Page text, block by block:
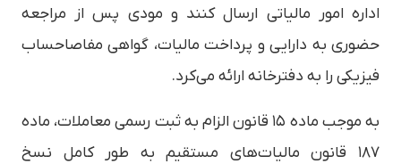
اداره امور مالیاتی ارسال کنند و مودی پس از مراجعه
حضوری به دارایی و پرداخت مالیات، گواهی مفاصاحساب
فیزیکی را به دفترخانه ارائه می‌کرد.
به موجب ماده ۱۵ قانون الزام به ثبت رسمی معاملات، ماده
۱۸۷ قانون مالیات‌های مستقیم به طور کامل نسخ